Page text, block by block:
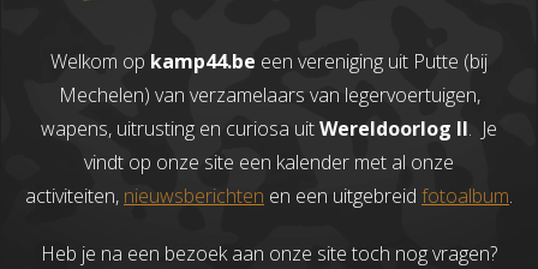
Welkom op kamp44.be een vereniging uit Putte (bij
Mechelen) van verzamelaars van legervoertuigen,
wapens, uitrusting en curiosa uitWereldoorlog II. Je
vindt op onze site een kalender met al onze
activiteiten, nieuwsberichten en een uitgebreid fotoalbum.
Heb je na een bezoek aan onze site toch nog vragen?